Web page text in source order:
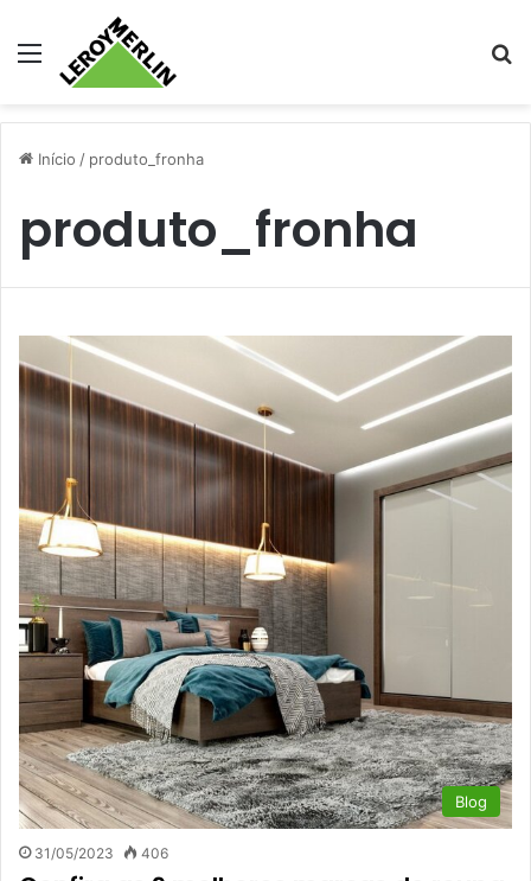
Menu
Início / produto_fronha
produto_fronha
Blog
31/05/2023 406